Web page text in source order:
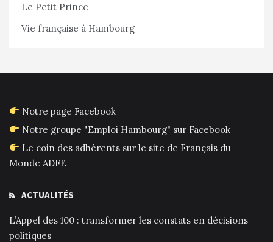
Le Petit Prince
Vie française à Hambourg
Notre page Facebook
Notre groupe "Emploi Hambourg" sur Facebook
Le coin des adhérents sur le site de Français du
Monde ADFE
ACTUALITÉS
L’Appel des 100 : transformer les constats en décisions
politiques